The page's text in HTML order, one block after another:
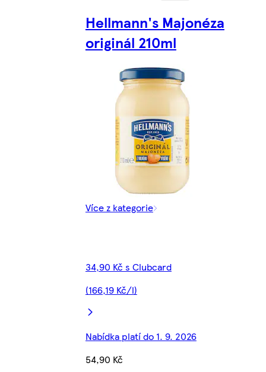
Hellmann's Majonéza
originál 210ml
Více z kategorie
34,90 Kč s Clubcard
(166,19 Kč/l)
Nabídka platí do 1. 9. 2026
54,90 Kč